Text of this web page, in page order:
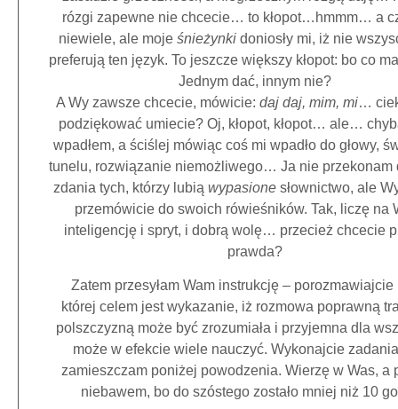
rózgi zapewne nie chcecie… to kłopot…hmmm… a
niewiele, ale moje śnieżynkidoniosły mi, iż nie
preferują ten język. To jeszcze większy kłopot: bo co
Jednym dać, innym nie?
A Wy zawsze chcecie, mówicie:daj daj, mim, mi…
podziękować umiecie? Oj, kłopot, kłopot… ale…
wpadłem, a ściślej mówiąc coś mi wpadło do głowy,
tunelu, rozwiązanie niemożliwego… Ja nie przekonam
zdania tych, którzy lubiąwypasione słownictwo, ale
przemówicie do swoich rówieśników. Tak, liczę na
inteligencję i spryt, i dobrą wolę… przecież chcecie
prawda?
Zatem przesyłam Wam instrukcję – porozmawiajcie
której celem jest wykazanie, iż rozmowa poprawną
polszczyzną może być zrozumiała i przyjemna dla
może w efekcie wiele nauczyć. Wykonajcie
zamieszczam poniżej powodzenia. Wierzę w Was, a
niebawem, bo do szóstego zostało mniej niż 10